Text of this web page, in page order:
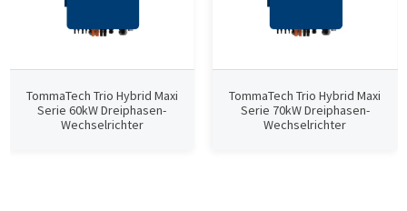
TommaTech Trio Hybrid Maxi
Serie 60kW Dreiphasen-
Wechselrichter
TommaTech Trio Hybrid Maxi
Serie 70kW Dreiphasen-
Wechselrichter